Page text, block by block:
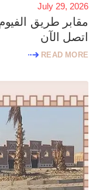
July 29, 2026
مقابر طريق
اتصل الآن
READ MORE